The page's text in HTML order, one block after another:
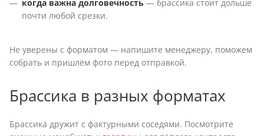
когда важна долговечность — брассика стоит дольше
почти любой срезки.
Не уверены с форматом — напишите менеджеру, поможем
собрать и пришлём фото перед отправкой.
Брассика в разных форматах
Брассика дружит с фактурными соседями. Посмотрите